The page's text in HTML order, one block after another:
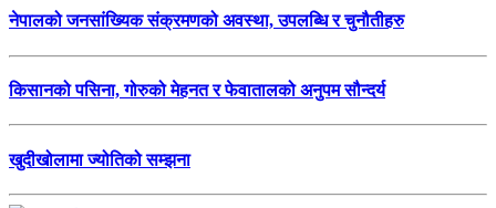
नेपालको जनसांख्यिक संक्रमणको अवस्था, उपलब्धि र चुनौतीहरु
किसानको पसिना, गोरुको मेहनत र फेवातालको अनुपम सौन्दर्य
खुदीखोलामा ज्योतिको सम्झना